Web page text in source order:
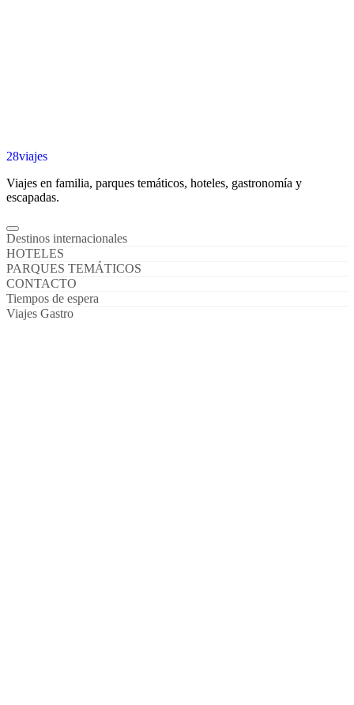
28viajes
Viajes en familia, parques temáticos, hoteles, gastronomía y
escapadas.
Destinos internacionales
HOTELES
PARQUES TEMÁTICOS
CONTACTO
Tiempos de espera
Viajes Gastro